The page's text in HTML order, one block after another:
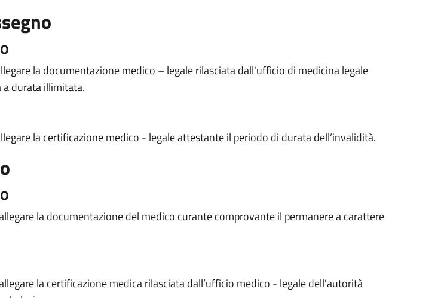
la documentazione medico – legale rilasciata dall'ufficio di medicina legale
durata illimitata.
la certificazione medico - legale attestante il periodo di durata dell’invalidità.
la documentazione del medico curante comprovante il permanere a carattere
la certificazione medica rilasciata dall’ufficio medico - legale dell'autorità